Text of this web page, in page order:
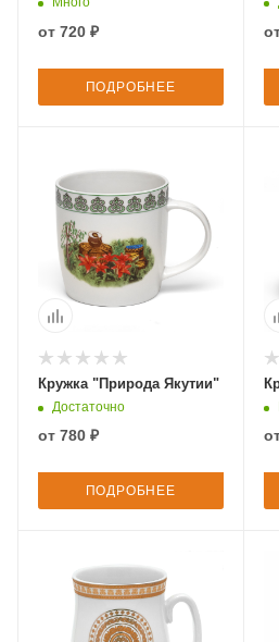
от 720 ₽
ПОДРОБНЕЕ
Кружка "Природа Якутии"
Достаточно
от 780 ₽
ПОДРОБНЕЕ